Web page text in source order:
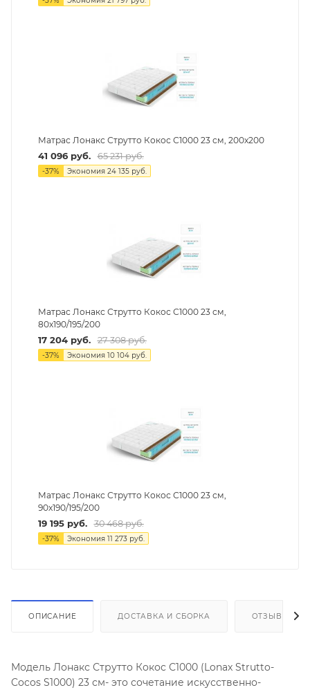
Матрас Лонакс Струтто Кокос С1000 23 см, 200х200
41 096руб. 65 231руб.
-37% Экономия 24 135руб.
Матрас Лонакс Струтто Кокос С1000 23 см,
80х190/195/200
17 204руб. 27 308руб.
-37% Экономия 10 104руб.
Матрас Лонакс Струтто Кокос С1000 23 см,
90х190/195/200
19 195руб. 30 468руб.
-37% Экономия 11 273руб.
ОПИСАНИЕ ДОСТАВКА И СБОРКА ОТЗЫВЫ
Модель Лонакс Струтто Кокос С1000 (Lonax Strutto-
Cocos S1000) 23 см- это сочетание искусственно-